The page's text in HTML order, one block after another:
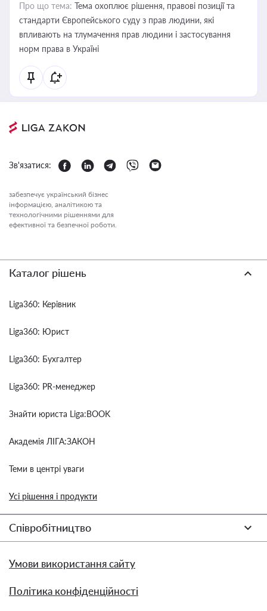
Про що тема: Тема охоплює рішення, правові позиції та
стандарти Європейського суду з прав людини, які
впливають на тлумачення прав людини і застосування
норм права в Україні
Зв'язатися:
забезпечує український бізнес
інформацією, аналітикою та
технологічними рішеннями для
ефективної та безпечної роботи.
Каталог рішень
Liga360: Керівник
Liga360: Юрист
Liga360: Бухгалтер
Liga360: PR-менеджер
Знайти юриста Liga:BOOK
Академія ЛІГА:ЗАКОН
Теми в центрі уваги
Усі рішення і продукти
Співробітництво
Умови використання сайту
Політика конфіденційності